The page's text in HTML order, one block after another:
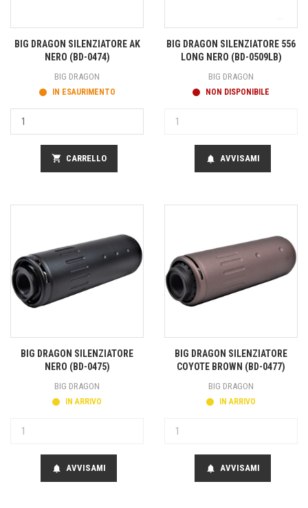
BIG DRAGON SILENZIATORE AK
NERO (BD-0474)
BIG DRAGON
IN ESAURIMENTO
shopping_cart CARRELLO
BIG DRAGON SILENZIATORE 556
LONG NERO (BD-0509LB)
BIG DRAGON
NON DISPONIBILE
notifications AVVISAMI
BIG DRAGON SILENZIATORE
NERO (BD-0475)
BIG DRAGON
IN ARRIVO
notifications AVVISAMI
BIG DRAGON SILENZIATORE
COYOTE BROWN (BD-0477)
BIG DRAGON
IN ARRIVO
notifications AVVISAMI